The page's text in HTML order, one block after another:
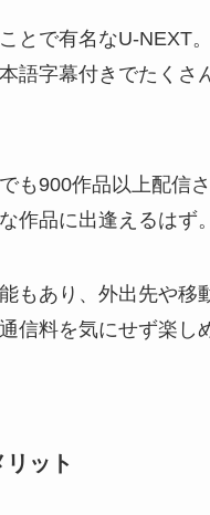
とで有名なU-NEXT
語字幕付きでたくさ
も900作品以上配信
作品に出逢えるはず。
もあり、外出先や移
信料を気にせず楽し
ット